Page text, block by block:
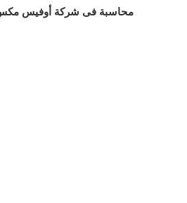
محاسبة فى شركة أوفيس مكس